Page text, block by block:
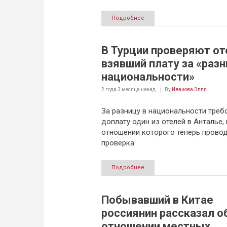
Подробнее
В Турции проверяют
взявший плату за
национальности»
2 года 3 месяца назад By Иванова Элля
За разницу в национальности
доплату один из отелей в Анталье,
отношении которого теперь
проверка.
Подробнее
Побывавший в Китае
россиянин рассказал